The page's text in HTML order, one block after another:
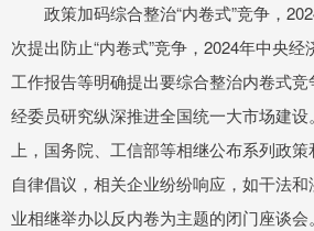
政策加码综合整治“内卷式”竞争，
次提出防止“内卷式”竞争，2024年中央
工作报告等明确提出要综合整治内卷式
经委员研究纵深推进全国统一大市场建
上，国务院、工信部等相继公布系列政
自律倡议，相关企业纷纷响应，如干法
业相继举办以反内卷为主题的闭门座谈会。